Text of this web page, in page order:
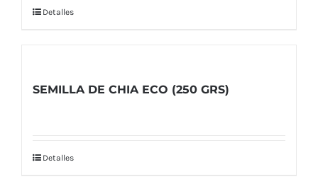
Detalles
SEMILLA DE CHIA ECO (250 GRS)
Detalles